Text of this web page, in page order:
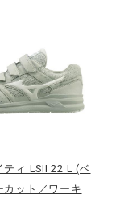
ティ LSII 22 L (ベ
カット／ワーキ